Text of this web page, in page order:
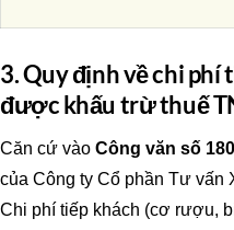
3. Quy định về chi phí
được khấu trừ thuế
Căn cứ vào Công văn số
của Công ty Cổ phần Tư vấn
Chi phí tiếp khách (cơ rượu,